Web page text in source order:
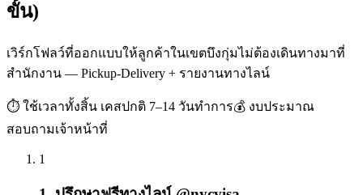
ขั้น)
เวิร์กโฟลว์ที่ออกแบบให้ลูกค้าในเขตบึงกุ่มไม่ต้องเดินทางมาที่
สำนักงาน — Pickup-Delivery + รายงานทางไลน์
⏱ ใช้เวลาทั้งสิ้น เคสปกติ 7–14 วันทำการ💰 งบประมาณ
สอบถามเจ้าหน้าที่
1